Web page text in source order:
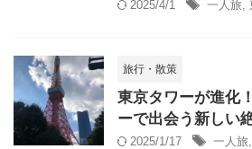
2025/4/1 一人旅,
旅行・散策
東京タワーが進化
ーで出会う新しい
2025/1/17 一人旅,